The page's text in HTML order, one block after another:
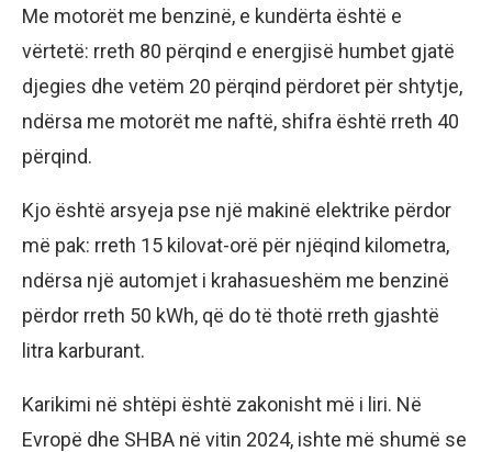
Me motorët me benzinë, e kundërta është e
vërtetë: rreth 80 përqind e energjisë humbet gjatë
djegies dhe vetëm 20 përqind përdoret për shtytje,
ndërsa me motorët me naftë, shifra është rreth 40
përqind.
Kjo është arsyeja pse një makinë elektrike përdor
më pak: rreth 15 kilovat-orë për njëqind kilometra,
ndërsa një automjet i krahasueshëm me benzinë ​​
përdor rreth 50 kWh, që do të thotë rreth gjashtë
litra karburant.
Karikimi në shtëpi është zakonisht më i liri. Në
Evropë dhe SHBA në vitin 2024, ishte më shumë se